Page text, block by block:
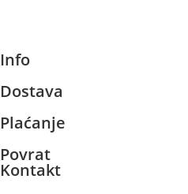
Info
Dostava
Plaćanje
Povrat
Kontakt